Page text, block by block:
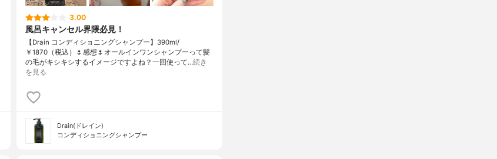
3.00
風呂キャンセル界隈必見！
【Drain コンディショニングシャンプー】390ml/
￥1870（税込）🌷感想🌷オールインワンシャンプーって髪
の毛がキシキシするイメージですよね？一回使って…続き
を見る
Drain(ドレイン)
コンディショニングシャンプー